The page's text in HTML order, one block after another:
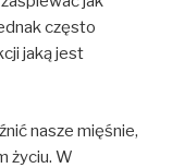
często
jaką jest
nasze mięśnie,
życiu. W